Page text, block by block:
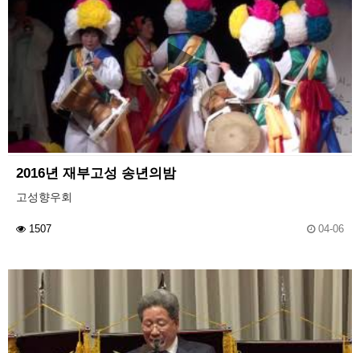
2016년 재부고성 송년의밤
고성향우회
1507 04-06